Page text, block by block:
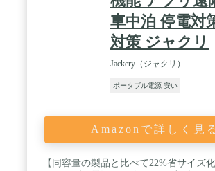
響を及ぼしません。さらに、20を超え
準をクリアし、ポータフブル 電源業界
TÜV Rheinland (テュフ·ラインランド)
しました。 / 【日常、レジャーから緊
容量256Whのコンパクトなポータブル
計6個の出力ポートが搭載されています
冷蔵庫、テレビ、扇風機など、幅広い
ンセントのない場所からでもご使用い
/ 【スマートフォンからリモート操作
れば、ポータブル電源本体にはノータ
車中泊 停電対
対策 ジャクリ
Jackery（ジャクリ）
ポータブル電源 安い
Amazonで詳しく見
【同容量の製品と比べて22%省サイズ